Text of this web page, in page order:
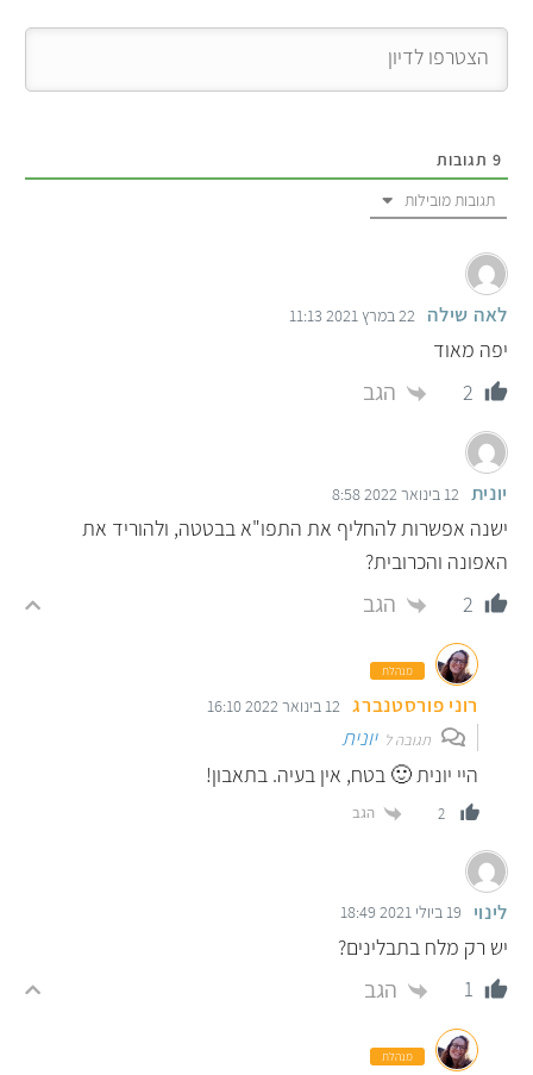
9 תגובות
תגובות מובילות
לאה שילה 22 במרץ 2021 11:13
יפה מאוד
2
הגב
יונית 12 בינואר 2022 8:58
ישנה אפשרות להחליף את התפו"א בבטטה, ולהוריד את
האפונה והכרובית?
2
הגב
מנהלת
רוני פורסטנברג 12 בינואר 2022 16:10
תגובה ליונית
היי יונית 🙂 בטח, אין בעיה. בתאבון!
2 הגב
לינוי 19 ביולי 2021 18:49
יש רק מלח בתבלינים?
1
הגב
מנהלת